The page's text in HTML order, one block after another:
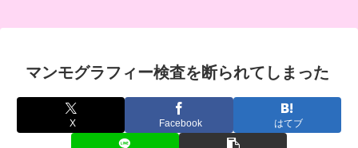
マンモグラフィー検査を断られてしまった
X Facebook はてブ